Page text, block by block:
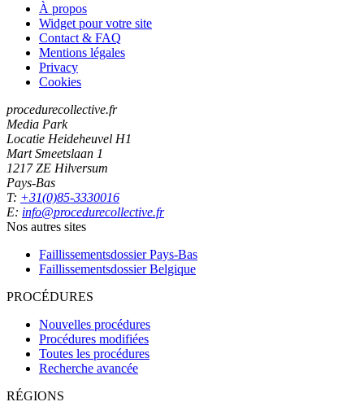
À propos
Widget pour votre site
Contact & FAQ
Mentions légales
Privacy
Cookies
procedurecollective.fr
Media Park
Locatie Heideheuvel H1
Mart Smeetslaan 1
1217 ZE Hilversum
Pays-Bas
T: +31(0)85-3330016
E: info@procedurecollective.fr
Nos autres sites
Faillissementsdossier Pays-Bas
Faillissementsdossier Belgique
PROCÉDURES
Nouvelles procédures
Procédures modifiées
Toutes les procédures
Recherche avancée
RÉGIONS